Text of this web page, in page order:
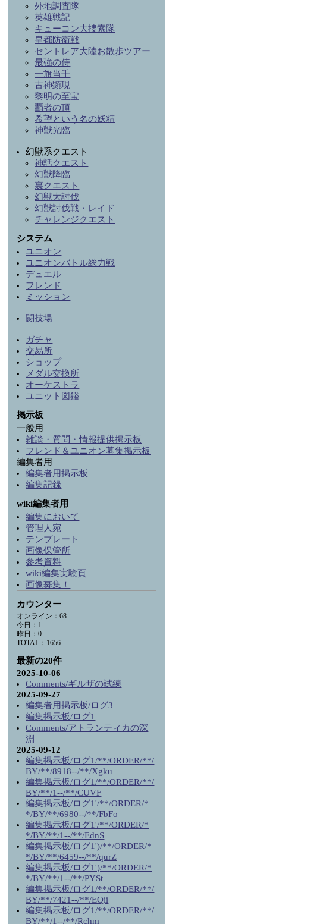
外地調査隊
英雄戦記
キューコン大捜索隊
皇都防衛戦
セントレア大陸お散歩ツアー
最強の侍
一旗当千
古神顕現
黎明の至宝
覇者の頂
希望という名の妖精
神獣光臨
幻獣系クエスト
神話クエスト
幻獣降臨
裏クエスト
幻獣大討伐
幻獣討伐戦・レイド
チャレンジクエスト
システム
ユニオン
ユニオンバトル総力戦
デュエル
フレンド
ミッション
闘技場
ガチャ
交易所
ショップ
メダル交換所
オーケストラ
ユニット図鑑
掲示板
一般用
雑談・質問・情報提供掲示板
フレンド＆ユニオン募集掲示板
編集者用
編集者用掲示板
編集記録
wiki編集者用
編集において
管理人宛
テンプレート
画像保管所
参考資料
wiki編集実験頁
画像募集！
カウンター
オンライン：68
今日：1
昨日：0
TOTAL：1656
最新の20件
2025-10-06
Comments/ギルザの試練
2025-09-27
編集者用掲示板/ログ3
編集掲示板/ログ1
Comments/アトランティカの深
淵
2025-09-12
編集掲示板/ログ1/**/ORDER/**/
BY/**/8918--/**/Xgku
編集掲示板/ログ1/**/ORDER/**/
BY/**/1--/**/CUVF
編集掲示板/ログ1'/**/ORDER/*
*/BY/**/6980--/**/FbFo
編集掲示板/ログ1'/**/ORDER/*
*/BY/**/1--/**/EdnS
編集掲示板/ログ1')/**/ORDER/*
*/BY/**/6459--/**/qurZ
編集掲示板/ログ1')/**/ORDER/*
*/BY/**/1--/**/PYSt
編集掲示板/ログ1/**/ORDER/**/
BY/**/7421--/**/EQii
編集掲示板/ログ1/**/ORDER/**/
BY/**/1--/**/Rchm